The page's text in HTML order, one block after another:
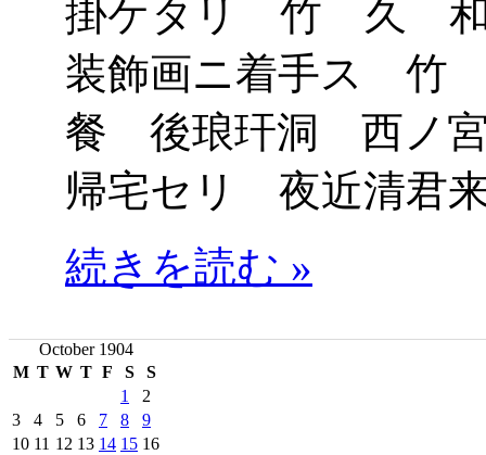
掛ケタリ 竹 久 和
装飾画ニ着手ス 竹
餐 後琅玕洞 西ノ
帰宅セリ 夜近清君
続きを読む »
October 1904
M T W T F S S
1
2
3
4 5 6 7 8
9
10 11 12 13 14 15 16